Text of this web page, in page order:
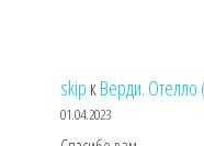
skip кВерди. Отелло
01.04.2023